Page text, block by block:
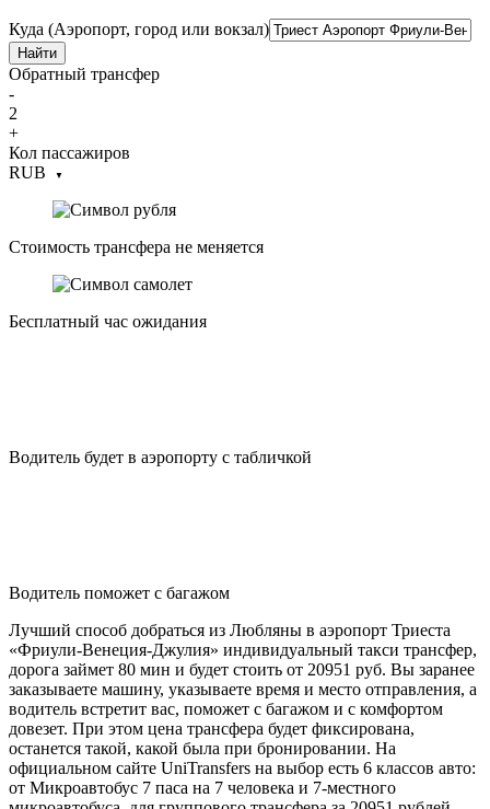
Куда (Аэропорт, город или вокзал)
Найти
Обратный трансфер
-
2
+
Кол пассажиров
RUB
▼
Стоимость трансфера не меняется
Бесплатный час ожидания
Водитель будет в аэропорту с табличкой
Водитель поможет с багажом
Лучший способ добраться из Любляны в аэропорт Триеста
«Фриули-Венеция-Джулия» индивидуальный такси трансфер,
дорога займет 80 мин и будет стоить от 20951 руб. Вы заранее
заказываете машину, указываете время и место отправления, а
водитель встретит вас, поможет с багажом и с комфортом
довезет. При этом цена трансфера будет фиксирована,
останется такой, какой была при бронировании. На
официальном сайте UniTransfers на выбор есть 6 классов авто:
от Микроавтобус 7 паса на 7 человека и 7-местного